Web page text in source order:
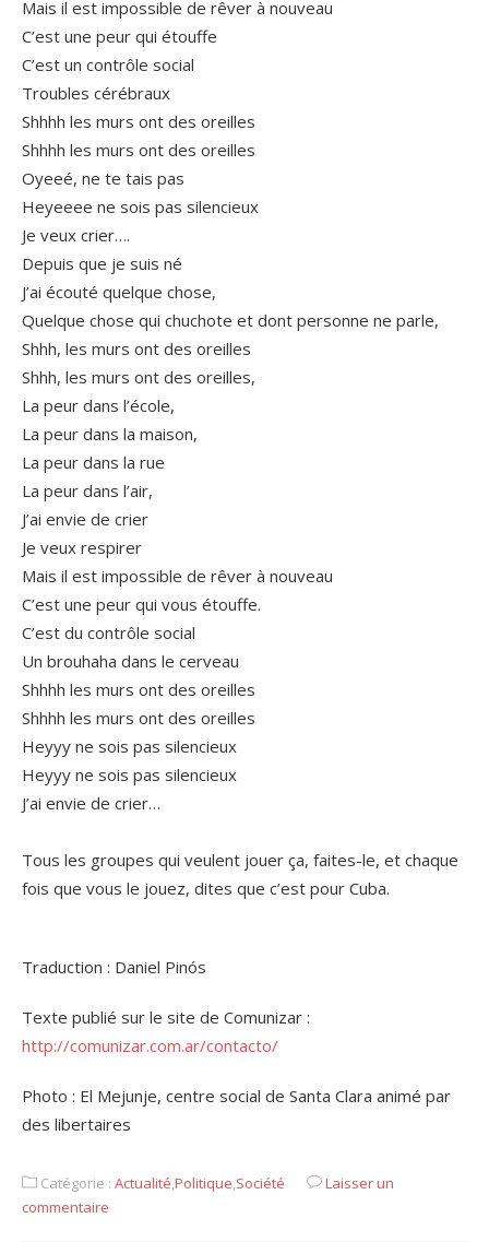
Mais il est impossible de rêver à nouveau
C’est une peur qui étouffe
C’est un contrôle social
Troubles cérébraux
Shhhh les murs ont des oreilles
Shhhh les murs ont des oreilles
Oyeeé, ne te tais pas
Heyeeee ne sois pas silencieux
Je veux crier….
Depuis que je suis né
J’ai écouté quelque chose,
Quelque chose qui chuchote et dont personne ne parle,
Shhh, les murs ont des oreilles
Shhh, les murs ont des oreilles,
La peur dans l’école,
La peur dans la maison,
La peur dans la rue
La peur dans l’air,
J’ai envie de crier
Je veux respirer
Mais il est impossible de rêver à nouveau
C’est une peur qui vous étouffe.
C’est du contrôle social
Un brouhaha dans le cerveau
Shhhh les murs ont des oreilles
Shhhh les murs ont des oreilles
Heyyy ne sois pas silencieux
Heyyy ne sois pas silencieux
J’ai envie de crier…
Tous les groupes qui veulent jouer ça, faites-le, et chaque
fois que vous le jouez, dites que c’est pour Cuba.
Traduction : Daniel Pinós
Texte publié sur le site de Comunizar :
http://comunizar.com.ar/contacto/
Photo : El Mejunje, centre social de Santa Clara animé par
des libertaires
Catégorie : Actualité,Politique,Société
Laisser un
commentaire